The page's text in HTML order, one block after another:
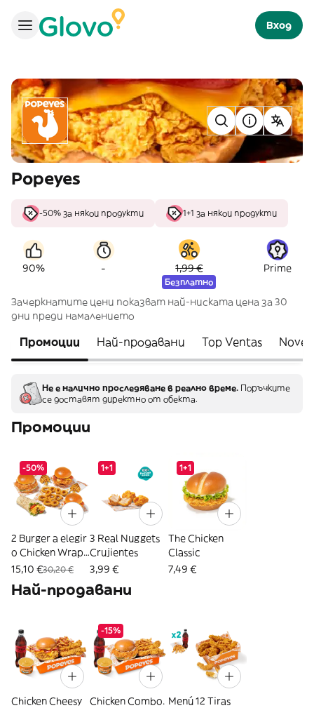
Вход
Popeyes
-50% за някои продукти 1+1 за някои продукти
90% - 1,99 €
Безплатно
Prime
Зачеркнатите цени показват най-ниската цена за 30
дни преди намалението
Промоции Най-продавани Top Ventas
Не е налично проследяване в реално време. Поръчките
се доставят директно от обекта.
Промоции
-50%
2 Burger a elegir
o Chicken Wrap
+ 2 Patatas + 10
Aros
15,10 €30,20 €
1+1
3 Real Nuggets
Crujientes
3,99 €
1+1
The Chicken
Classic
7,49 €
Най-продавани
Chicken Cheesy
-15%
Chicken Combo. Menú 12 Tiras